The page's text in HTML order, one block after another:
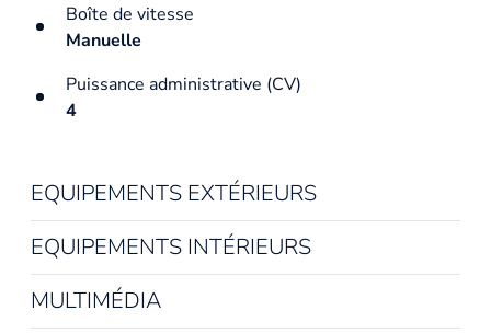
Boîte de vitesse
Manuelle
Puissance administrative (CV)
4
EQUIPEMENTS EXTÉRIEURS
EQUIPEMENTS INTÉRIEURS
MULTIMÉDIA